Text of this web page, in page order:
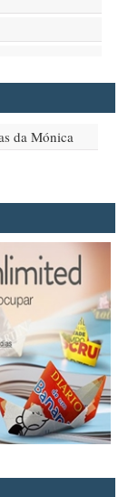
da Mónica